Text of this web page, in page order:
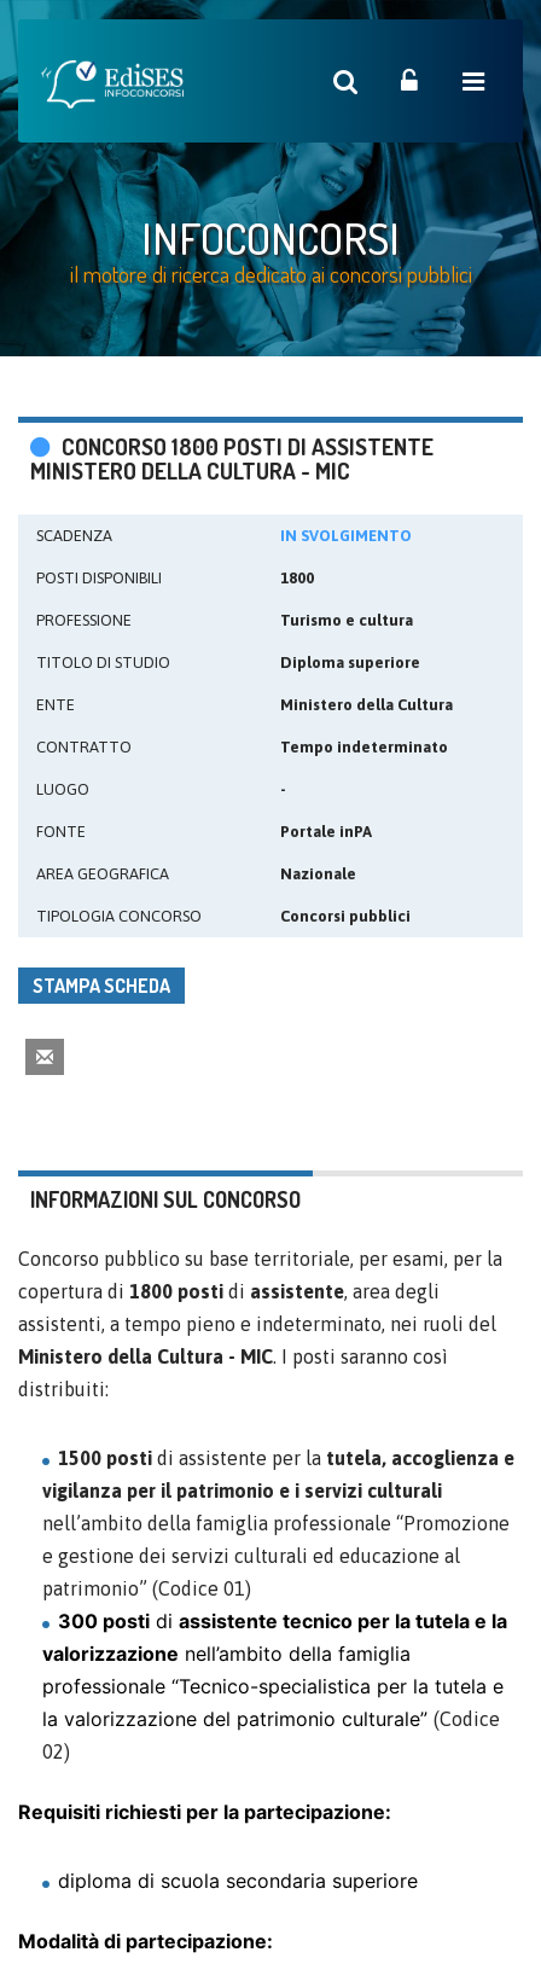
INFOCONCORSI
il motore di ricerca dedicato ai concorsi pubblici
CONCORSO 1800 POSTI DI ASSISTENTE
MINISTERO DELLA CULTURA - MIC
SCADENZA IN SVOLGIMENTO
POSTI DISPONIBILI 1800
PROFESSIONE Turismo e cultura
TITOLO DI STUDIO Diploma superiore
ENTE Ministero della Cultura
CONTRATTO Tempo indeterminato
LUOGO -
FONTE Portale inPA
AREA GEOGRAFICA Nazionale
TIPOLOGIA CONCORSO Concorsi pubblici
STAMPA SCHEDA
INFORMAZIONI SUL CONCORSO
Concorso pubblico su base territoriale, per esami, per la
copertura di 1800 posti di assistente, area degli
assistenti, a tempo pieno e indeterminato, nei ruoli del
Ministero della Cultura - MIC. I posti saranno così
distribuiti:
1500 posti di assistente per la tutela, accoglienza e
vigilanza per il patrimonio e i servizi culturali
nell’ambito della famiglia professionale “Promozione
e gestione dei servizi culturali ed educazione al
patrimonio” (Codice 01)
300 posti di assistente tecnico per la tutela e la
valorizzazione nell’ambito della famiglia
professionale “Tecnico-specialistica per la tutela e
la valorizzazione del patrimonio culturale” (Codice
02)
Requisiti richiesti per la partecipazione:
diploma di scuola secondaria superiore
Modalità di partecipazione: